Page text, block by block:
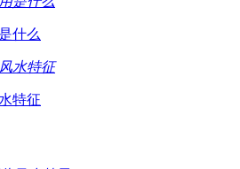
什么
特征